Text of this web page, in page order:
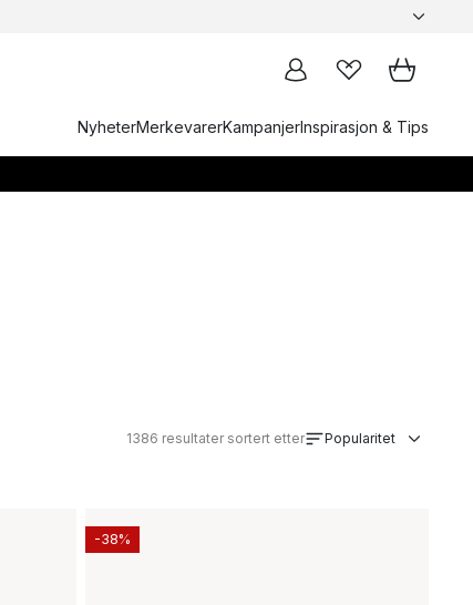
NyheterMerkevarerKampanjerInspirasjon & Tips
1386 resultater sortert etter Popularitet
-38%